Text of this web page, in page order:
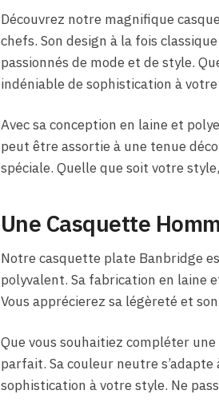
Découvrez notre magnifique
chefs. Son design à la fois
passionnés de mode et de style.
indéniable de sophistication à
Avec sa conception en laine et
peut être assortie à une tenue
spéciale. Quelle que soit votre
Une Casquette
Notre casquette plate Banbridge
polyvalent. Sa fabrication en laine
Vous apprécierez sa légèreté et
Que vous souhaitiez compléter
parfait. Sa couleur neutre
sophistication à votre style. Ne